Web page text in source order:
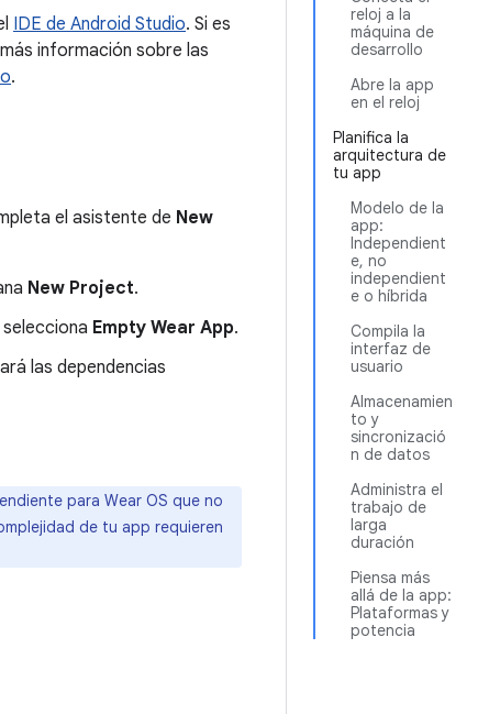
reloj a la
máquina de
desarrollo
Abre la app
en el reloj
Planifica la
arquitectura de
tu app
Modelo de la
app:
Independient
e, no
independient
e o híbrida
Compila la
interfaz de
usuario
Almacenamien
to y
sincronizació
n de datos
Administra el
trabajo de
larga
duración
Piensa más
allá de la app:
Plataformas y
potencia
IDE de Android Studio. Si es
información sobre las
.
el asistente de New
New Project.
selecciona Empty Wear App.
las dependencias
para Wear OS que no
de tu app requieren